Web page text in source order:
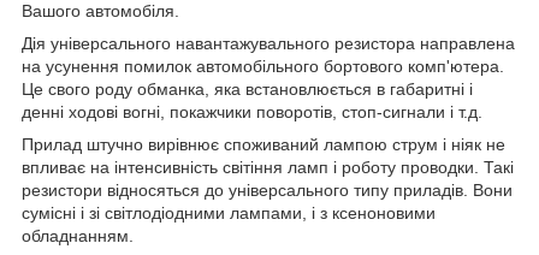
Вашого автомобіля.
Дія універсального навантажувального резистора направлена
на усунення помилок автомобільного бортового комп'ютера.
Це свого роду обманка, яка встановлюється в габаритні і
денні ходові вогні, покажчики поворотів, стоп-сигнали і т.д.
Прилад штучно вирівнює споживаний лампою струм і ніяк не
впливає на інтенсивність світіння ламп і роботу проводки. Такі
резистори відносяться до універсального типу приладів. Вони
сумісні і зі світлодіодними лампами, і з ксеноновими
обладнанням.